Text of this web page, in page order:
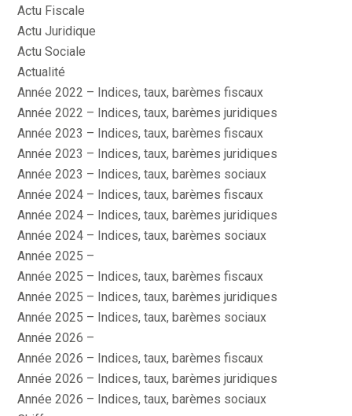
Actu Fiscale
Actu Juridique
Actu Sociale
Actualité
Année 2022 – Indices, taux, barèmes fiscaux
Année 2022 – Indices, taux, barèmes juridiques
Année 2023 – Indices, taux, barèmes fiscaux
Année 2023 – Indices, taux, barèmes juridiques
Année 2023 – Indices, taux, barèmes sociaux
Année 2024 – Indices, taux, barèmes fiscaux
Année 2024 – Indices, taux, barèmes juridiques
Année 2024 – Indices, taux, barèmes sociaux
Année 2025 –
Année 2025 – Indices, taux, barèmes fiscaux
Année 2025 – Indices, taux, barèmes juridiques
Année 2025 – Indices, taux, barèmes sociaux
Année 2026 –
Année 2026 – Indices, taux, barèmes fiscaux
Année 2026 – Indices, taux, barèmes juridiques
Année 2026 – Indices, taux, barèmes sociaux